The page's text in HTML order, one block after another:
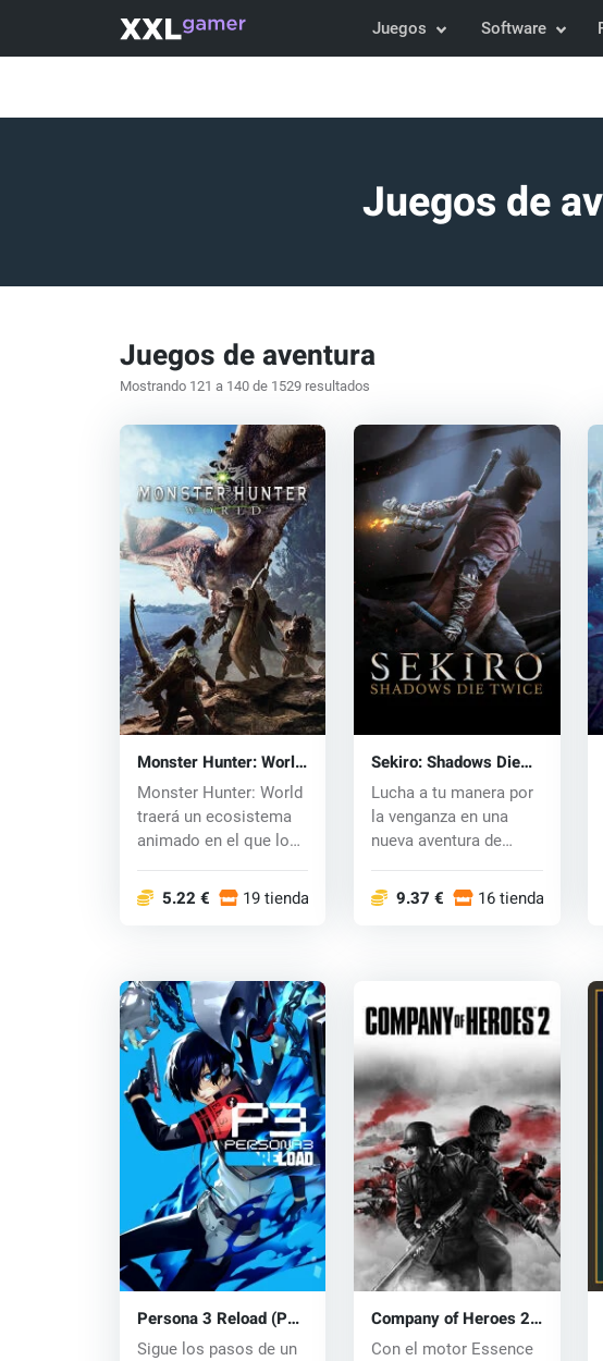
Juegos Software
Juegos de
Juegos de aventura
Mostrando 121 a 140 de 1529 resultados
Monster Hunter: World
(PC) CD key
Monster Hunter: World
traerá un ecosistema
animado en el que los
5.22 € 19 tiendas
Sekiro: Shadows Die
Twice (PC) CD key
Lucha a tu manera por
la venganza en una
nueva aventura de
9.37 € 16 tiendas
Persona 3 Reload (PC)
key
Sigue los pasos de un
Company of Heroes 2
(PC) CD key
Con el motor Essence